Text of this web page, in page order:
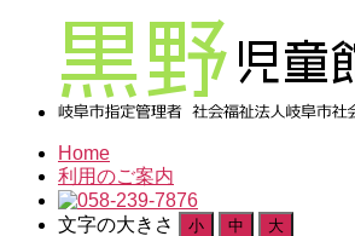
Home
利用のご案内
文字の大きさ 小 中 大